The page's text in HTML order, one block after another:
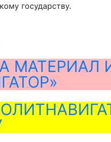
государству.
МАТЕРИАЛ